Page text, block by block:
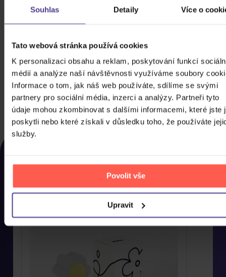
Souhlas Detaily Více o
Tato webová stránka používá cookies
K personalizaci obsahu a reklam, poskytování funkcí
médií a analýze naší návštěvnosti využíváme soubory
Informace o tom, jak náš web používáte, sdílíme se svými
partnery pro sociální média, inzerci a analýzy. Partneři tyto
údaje mohou zkombinovat s dalšími informacemi, které jste
poskytli nebo které získali v důsledku toho, že používáte
služby.
Povolit vše
Upravit
Stray Kids: Eaatw In Seoul - Skzoo
Light Stick Cover Ver.2 Leebit
979 Kč
DO KOŠÍKU
NAPOSLEDY ZOBRAZENÉ
najdete, co jste si u nás naposled prohlíželi, abyste si